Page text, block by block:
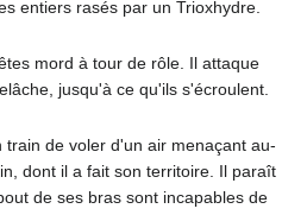
entiers rasés par un Trioxhydre.
mord à tour de rôle. Il attaque
jusqu'à ce qu'ils s'écroulent.
train de voler d'un air menaçant au-
dont il a fait son territoire. Il paraît
de ses bras sont incapables de